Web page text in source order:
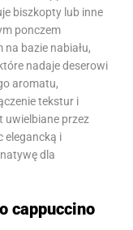
biszkopty lub inne
ponczem
bazie nabiału,
nadaje deserowi
aromatu,
tekstur i
uwielbiane przez
elegancką i
dla
cappuccino